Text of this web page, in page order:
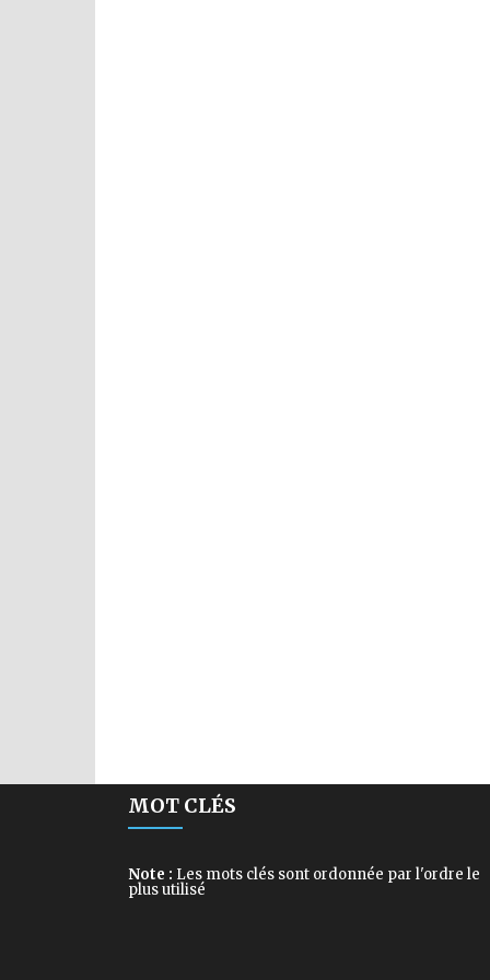
MOT CLÉS
Note : Les mots clés sont ordonnée par l'ordre le
plus utilisé